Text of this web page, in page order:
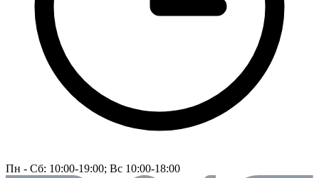
Пн - Сб: 10:00-19:00; Вс 10:00-18:00